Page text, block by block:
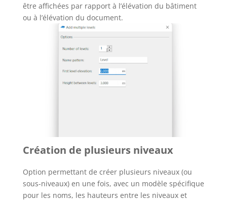
être affichées par rapport à l’élévation du bâtiment
ou à l’élévation du document.
Création de plusieurs niveaux
Option permettant de créer plusieurs niveaux (ou
sous-niveaux) en une fois, avec un modèle spécifique
pour les noms, les hauteurs entre les niveaux et